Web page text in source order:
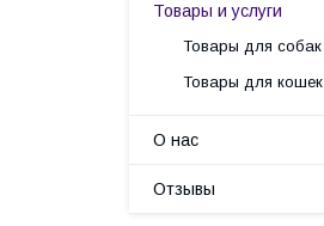
Товары и услуги
Товары для собак
Товары для кошек
О нас
Отзывы